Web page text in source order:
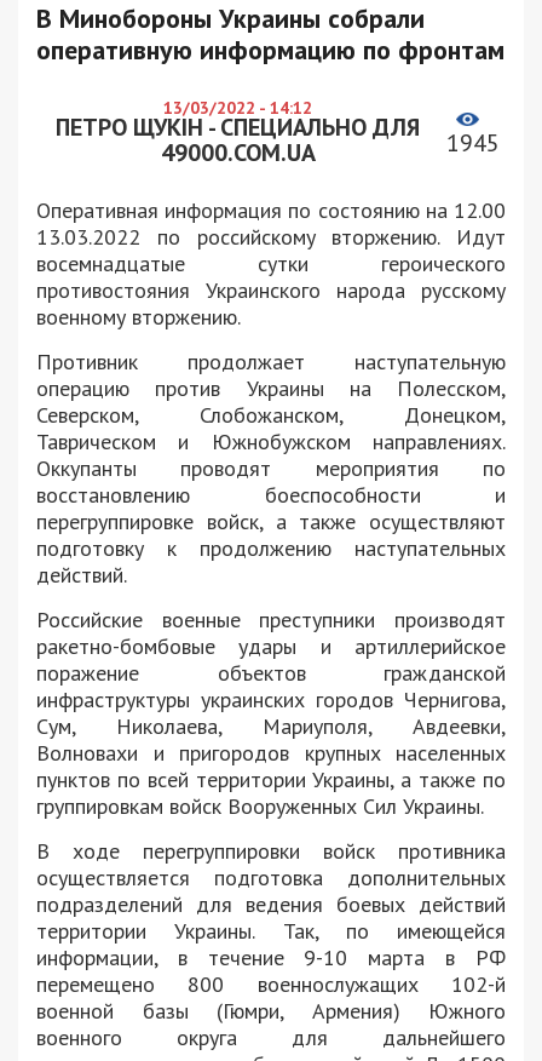
В Минобороны Украины собрали
оперативную информацию по фронтам
13/03/2022 - 14:12
ПЕТРО ЩУКІН - СПЕЦИАЛЬНО ДЛЯ
49000.COM.UA
1945
Оперативная информация по состоянию на 12.00
13.03.2022 по российскому вторжению. Идут
восемнадцатые сутки героического
противостояния Украинского народа русскому
военному вторжению.
Противник продолжает наступательную
операцию против Украины на Полесском,
Северском, Слобожанском, Донецком,
Таврическом и Южнобужском направлениях.
Оккупанты проводят мероприятия по
восстановлению боеспособности и
перегруппировке войск, а также осуществляют
подготовку к продолжению наступательных
действий.
Российские военные преступники производят
ракетно-бомбовые удары и артиллерийское
поражение объектов гражданской
инфраструктуры украинских городов Чернигова,
Сум, Николаева, Мариуполя, Авдеевки,
Волновахи и пригородов крупных населенных
пунктов по всей территории Украины, а также по
группировкам войск Вооруженных Сил Украины.
В ходе перегруппировки войск противника
осуществляется подготовка дополнительных
подразделений для ведения боевых действий
территории Украины. Так, по имеющейся
информации, в течение 9-10 марта в РФ
перемещено 800 военнослужащих 102-й
военной базы (Гюмри, Армения) Южного
военного округа для дальнейшего